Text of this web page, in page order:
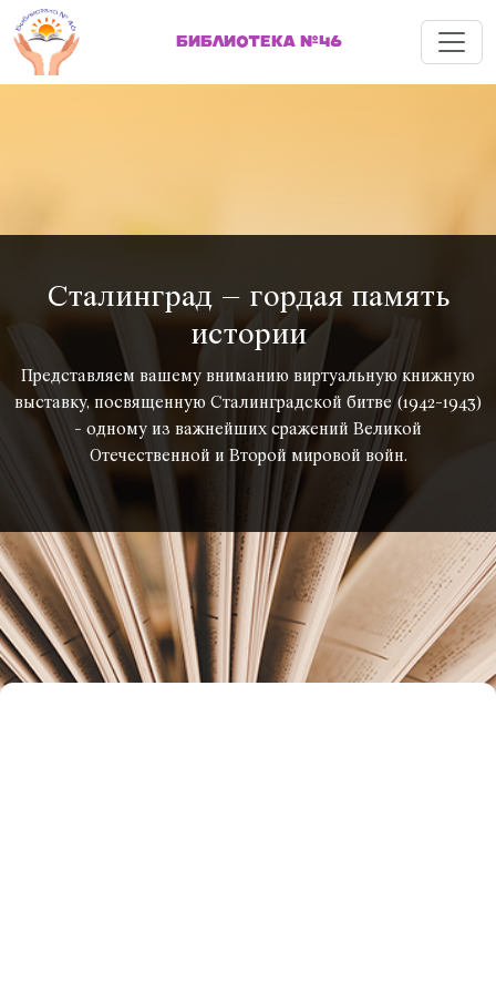
БИБЛИОТЕКА №46 Меню
Сталинград – гордая память
истории
Представляем вашему вниманию виртуальную книжную
выставку, посвященную Сталинградской битве (1942-1943)
- одному из важнейших сражений Великой
Отечественной и Второй мировой войн.